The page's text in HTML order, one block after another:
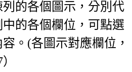
的各個圖示，分別代
的各個欄位，可點選
。(各圖示對應欄位，